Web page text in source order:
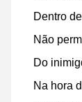
Dentro
Não
Do
Na hora